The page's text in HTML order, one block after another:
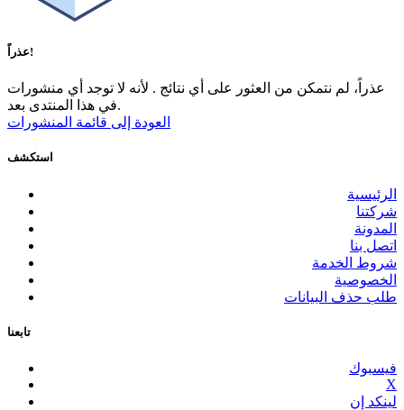
عذراً!
عذراً، لم نتمكن من العثور على أي نتائج . لأنه لا توجد أي منشورات
في هذا المنتدى بعد.
العودة إلى قائمة المنشورات
استكشف
الرئيسية
شركتنا
المدونة
اتصل بنا
شروط الخدمة
الخصوصية
طلب حذف البيانات
تابعنا
فيسبوك
X
لينكد إن